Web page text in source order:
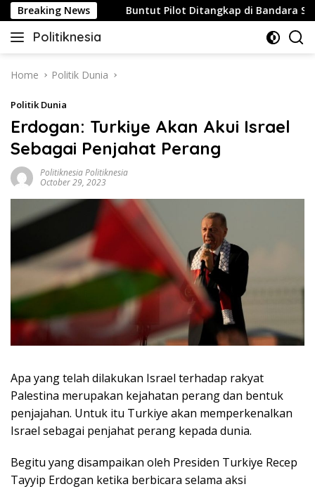
Skip
to
content
Breaking News
Strategis Buntut Pilot Ditangkap di Bandara
Politiknesia
Politiknesia.com
Home Politik Dunia
Politik Dunia
Erdogan: Turkiye Akan Akui Israel
Sebagai Penjahat Perang
Politiknesia Politiknesia
October 29, 2023
Apa yang telah dilakukan Israel terhadap rakyat
Palestina merupakan kejahatan perang dan bentuk
penjajahan. Untuk itu Turkiye akan memperkenalkan
Israel sebagai penjahat perang kepada dunia.
Begitu yang disampaikan oleh Presiden Turkiye Recep
Tayyip Erdogan ketika berbicara selama aksi